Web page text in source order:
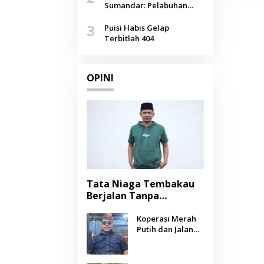
Agustus
Sumandar: Pelabuhan
Selendang Benang Merah
Lombang
3
Puisi Habis Gelap
Terbitlah 404
OPINI
Tata Niaga Tembakau
Berjalan Tanpa
Negara Berpihak
kepada Petani?
Koperasi Merah
Putih dan Jalan